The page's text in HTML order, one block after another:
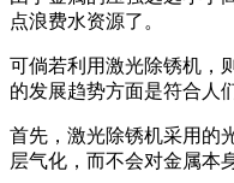
点浪费水资源了。
可倘若利用激光除锈机，
的发展趋势方面是符合人
首先，激光除锈机采用的
层气化，而不会对金属本